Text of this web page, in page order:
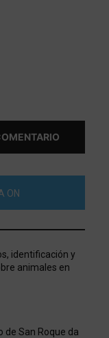
ON
identificación y
animales en
de San Roque da